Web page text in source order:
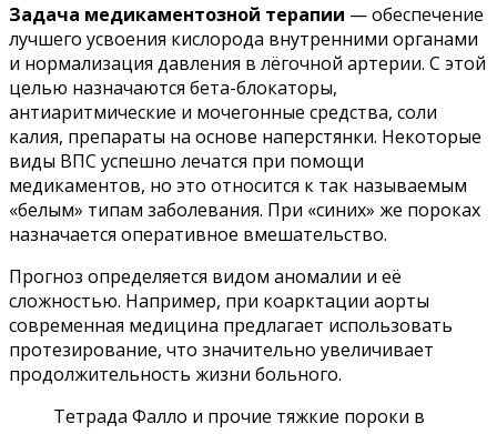
Задача медикаментозной терапии — обеспечение
лучшего усвоения кислорода внутренними органами
и нормализация давления в лёгочной артерии. С этой
целью назначаются бета-блокаторы,
антиаритмические и мочегонные средства, соли
калия, препараты на основе наперстянки. Некоторые
виды ВПС успешно лечатся при помощи
медикаментов, но это относится к так называемым
«белым» типам заболевания. При «синих» же пороках
назначается оперативное вмешательство.
Прогноз определяется видом аномалии и её
сложностью. Например, при коарктации аорты
современная медицина предлагает использовать
протезирование, что значительно увеличивает
продолжительность жизни больного.
Тетрада Фалло и прочие тяжкие пороки в